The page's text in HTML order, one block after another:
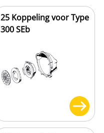
25 Koppeling voor Type
300 SEb